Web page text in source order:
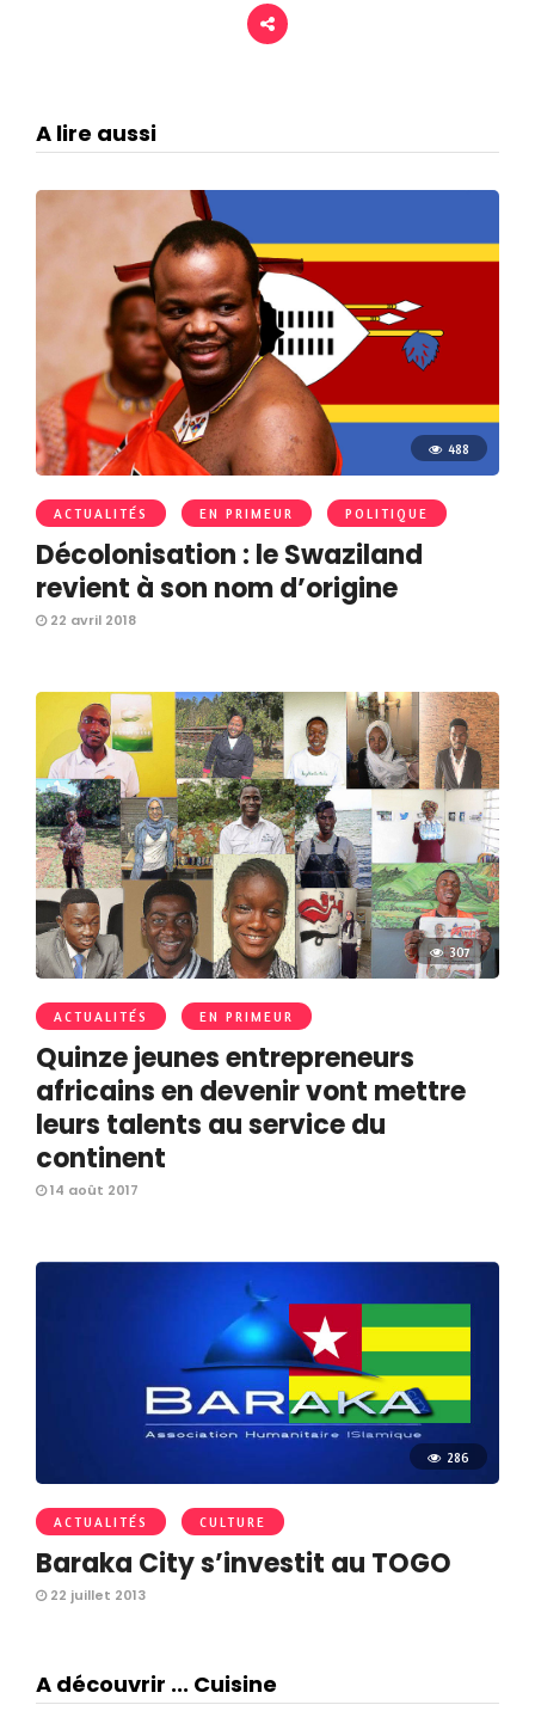
A lire aussi
488
ACTUALITÉS EN PRIMEUR POLITIQUE
Décolonisation : le Swaziland
revient à son nom d’origine
22 avril 2018
307
ACTUALITÉS EN PRIMEUR
Quinze jeunes entrepreneurs
africains en devenir vont mettre
leurs talents au service du
continent
14 août 2017
286
ACTUALITÉS CULTURE
Baraka City s’investit au TOGO
22 juillet 2013
A découvrir ... Cuisine